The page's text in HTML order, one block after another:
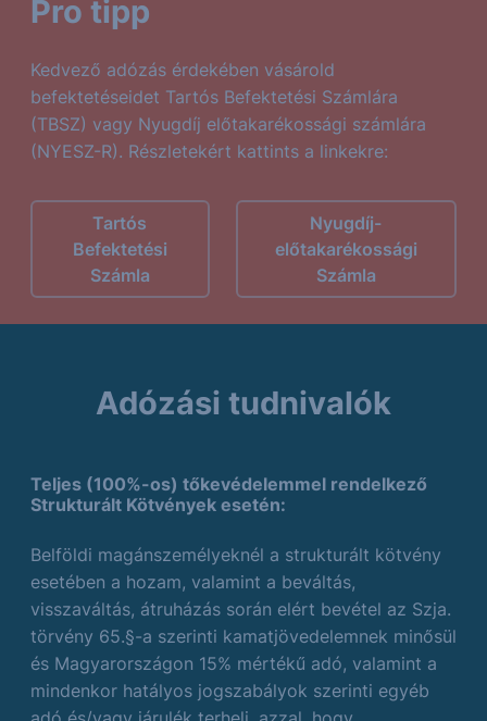
Pro tipp
Kedvező adózás érdekében vásárold
befektetéseidet Tartós Befektetési Számlára
(TBSZ) vagy Nyugdíj előtakarékossági számlára
(NYESZ-R). Részletekért kattints a linkekre:
Tartós
Befektetési
Számla
Nyugdíj-
előtakarékossági
Számla
Adózási tudnivalók
Teljes (100%-os) tőkevédelemmel rendelkező
Strukturált Kötvények esetén:
Belföldi magánszemélyeknél a strukturált kötvény
esetében a hozam, valamint a beváltás,
visszaváltás, átruházás során elért bevétel az Szja.
törvény 65.§-a szerinti kamatjövedelemnek minősül
és Magyarországon 15% mértékű adó, valamint a
mindenkor hatályos jogszabályok szerinti egyéb